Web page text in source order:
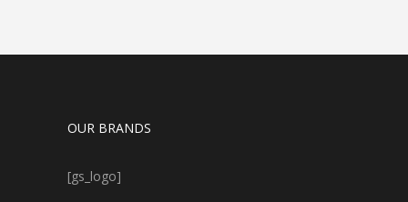
OUR BRANDS
[gs_logo]